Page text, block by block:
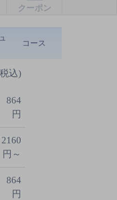
クーポン
込)
864
円
2160
円～
864
円
コース